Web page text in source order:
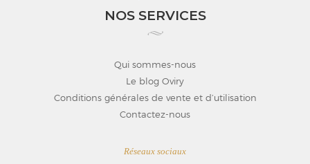
NOS SERVICES
Qui sommes-nous
Le blog Oviry
Conditions générales de vente et d’utilisation
Contactez-nous
Réseaux sociaux